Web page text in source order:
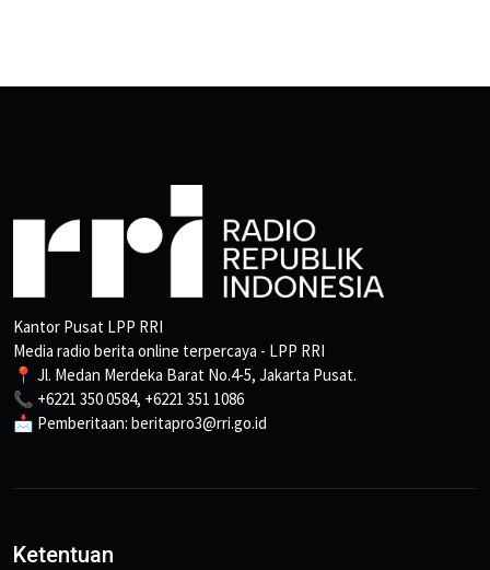
Kantor Pusat LPP RRI
Media radio berita online terpercaya - LPP RRI
📍 Jl. Medan Merdeka Barat No.4-5, Jakarta Pusat.
📞 +6221 350 0584, +6221 351 1086
📩 Pemberitaan: beritapro3@rri.go.id
Ketentuan